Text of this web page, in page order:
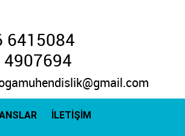
6415084
4907694
İLETİŞİM